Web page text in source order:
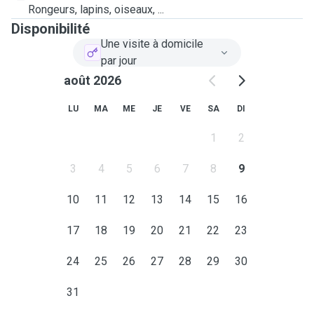
Rongeurs, lapins, oiseaux, ...
Disponibilité
Une visite à domicile
par jour
août 2026
LU MA ME JE VE SA DI
1 2
3 4 5 6 7 8 9
10 11 12 13 14 15 16
17 18 19 20 21 22 23
24 25 26 27 28 29 30
31